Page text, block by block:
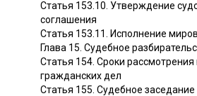
Статья 153.10. Утверждение
соглашения
Статья 153.11. Исполнение
Глава 15. Судебное
Статья 154. Сроки
гражданских дел
Статья 155. Судебное заседание